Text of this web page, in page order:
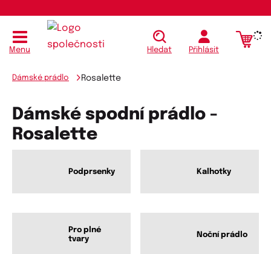
Menu Hledat Přihlásit
Dámské prádlo Rosalette
Dámské spodní prádlo -
Rosalette
Podprsenky Kalhotky
Pro plné
tvary
Noční prádlo